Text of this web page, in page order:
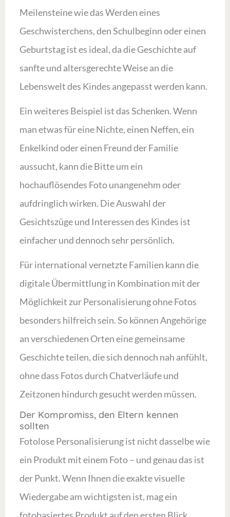
Meilensteine wie das Werden eines
Geschwisterchens, den Schulbeginn oder einen
Geburtstag ist es ideal, da die Geschichte auf
sanfte und altersgerechte Weise an die
Lebenswelt des Kindes angepasst werden kann.
Ein weiteres Beispiel ist das Schenken. Wenn
man etwas für eine Nichte, einen Neffen, ein
Enkelkind oder einen Freund der Familie
aussucht, kann die Bitte um ein
hochauflösendes Foto unangenehm oder
aufdringlich wirken. Die Auswahl der
Gesichtszüge und Interessen des Kindes ist
einfacher und dennoch sehr persönlich.
Für international vernetzte Familien kann die
digitale Übermittlung in Kombination mit der
Möglichkeit zur Personalisierung ohne Fotos
besonders hilfreich sein. So können Angehörige
an verschiedenen Orten eine gemeinsame
Geschichte teilen, die sich dennoch nah anfühlt,
ohne dass Fotos durch Chatverläufe und
Zeitzonen hindurch gesucht werden müssen.
Der Kompromiss, den Eltern kennen
sollten
Fotolose Personalisierung ist nicht dasselbe wie
ein Produkt mit einem Foto – und genau das ist
der Punkt. Wenn Ihnen die exakte visuelle
Wiedergabe am wichtigsten ist, mag ein